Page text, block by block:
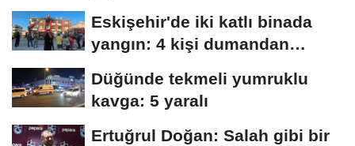
Eskişehir'de iki katlı binada
yangın: 4 kişi dumandan
Düğünde tekmeli yumruklu
kavga: 5 yaralı
Ertuğrul Doğan: Salah gibi bir